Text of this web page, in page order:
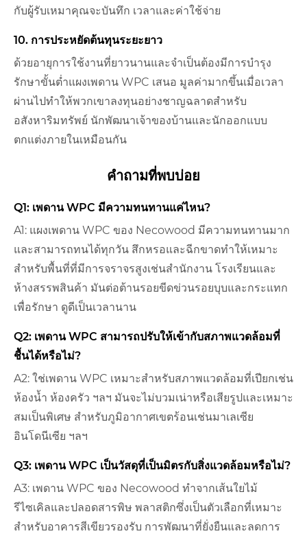
กับผู้รับเหมาคุณจะบันทึก เวลาและค่าใช้จ่าย
10. การประหยัดต้นทุนระยะยาว
ด้วยอายุการใช้งานที่ยาวนานและจำเป็นต้องมีการบำรุง
รักษาขั้นต่ำแผงเพดาน WPC เสนอ มูลค่ามากขึ้นเมื่อเวลา
ผ่านไปทำให้พวกเขาลงทุนอย่างชาญฉลาดสำหรับ
อสังหาริมทรัพย์ นักพัฒนาเจ้าของบ้านและนักออกแบบ
ตกแต่งภายในเหมือนกัน
คำถามที่พบบ่อย
Q1: เพดาน WPC มีความทนทานแค่ไหน?
A1: แผงเพดาน WPC ของ Necowood มีความทนทานมาก
และสามารถทนได้ทุกวัน สึกหรอและฉีกขาดทำให้เหมาะ
สำหรับพื้นที่ที่มีการจราจรสูงเช่นสำนักงาน โรงเรียนและ
ห้างสรรพสินค้า มันต่อต้านรอยขีดข่วนรอยบุบและกระแทก
เพื่อรักษา ดูดีเป็นเวลานาน
Q2: เพดาน WPC สามารถปรับให้เข้ากับสภาพแวดล้อมที่
ชื้นได้หรือไม่?
A2: ใช่เพดาน WPC เหมาะสำหรับสภาพแวดล้อมที่เปียกเช่น
ห้องน้ำ ห้องครัว ฯลฯ มันจะไม่บวมเน่าหรือเสียรูปและเหมาะ
สมเป็นพิเศษ สำหรับภูมิอากาศเขตร้อนเช่นมาเลเซีย
อินโดนีเซีย ฯลฯ
Q3: เพดาน WPC เป็นวัสดุที่เป็นมิตรกับสิ่งแวดล้อมหรือไม่?
A3: เพดาน WPC ของ Necowood ทำจากเส้นใยไม้
รีไซเคิลและปลอดสารพิษ พลาสติกซึ่งเป็นตัวเลือกที่เหมาะ
สำหรับอาคารสีเขียวรองรับ การพัฒนาที่ยั่งยืนและลดการ